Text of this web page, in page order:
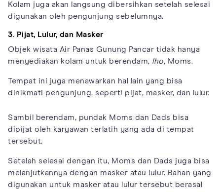
Kolam juga akan langsung dibersihkan setelah selesai
digunakan oleh pengunjung sebelumnya.
3. Pijat, Lulur, dan Masker
Objek wisata Air Panas Gunung Pancar tidak hanya
menyediakan kolam untuk berendam, lho, Moms.
Tempat ini juga menawarkan hal lain yang bisa
dinikmati pengunjung, seperti pijat, masker, dan lulur.
Sambil berendam, pundak Moms dan Dads bisa
dipijat oleh karyawan terlatih yang ada di tempat
tersebut.
Setelah selesai dengan itu, Moms dan Dads juga bisa
melanjutkannya dengan masker atau lulur. Bahan yang
digunakan untuk masker atau lulur tersebut berasal